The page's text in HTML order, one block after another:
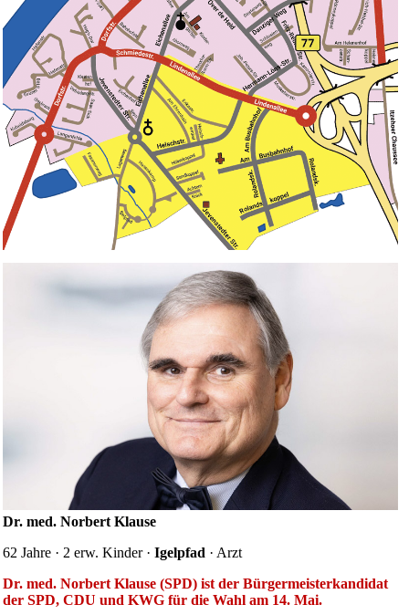
Dr. med. Norbert Klause
62 Jahre · 2 erw. Kinder · Igelpfad · Arzt
Dr. med. Norbert Klause (SPD) ist der Bürgermeisterkandidat
der SPD, CDU und KWG für die Wahl am 14. Mai.